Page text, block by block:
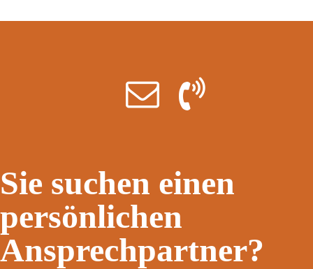
Sie suchen einen
persönlichen
Ansprechpartner?